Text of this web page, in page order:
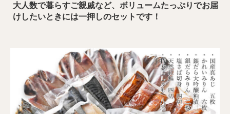
大人数で暮らすご親戚など、ボリュームたっぷりでお届
けしたいときには一押しのセットです！